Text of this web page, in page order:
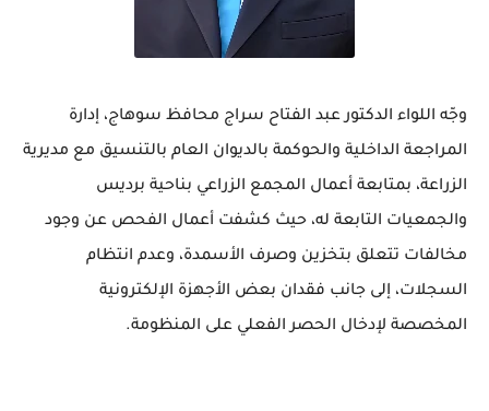
وجّه اللواء الدكتور عبد الفتاح سراج محافظ سوهاج، إدارة
المراجعة الداخلية والحوكمة بالديوان العام بالتنسيق مع مديرية
الزراعة، بمتابعة أعمال المجمع الزراعي بناحية برديس
والجمعيات التابعة له، حيث كشفت أعمال الفحص عن وجود
مخالفات تتعلق بتخزين وصرف الأسمدة، وعدم انتظام
السجلات، إلى جانب فقدان بعض الأجهزة الإلكترونية
المخصصة لإدخال الحصر الفعلي على المنظومة.